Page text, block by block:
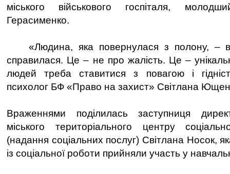
міського військового госпіталя,
Герасименко.
«Людина, яка повернулася з полону, –
справилася. Це – не про жалість. Це –
людей треба ставитися з повагою і
психолог БФ «Право на захист» Світлана
Враженнями поділилась заступниця
міського територіального центру
(надання соціальних послуг) Світлана Носок,
із соціальної роботи прийняли участь у